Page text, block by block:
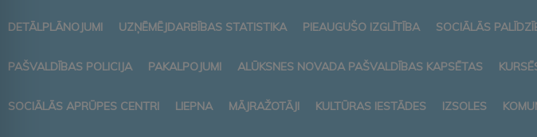
DETĀLPLĀNOJUMI UZŅĒMĒJDARBĪBAS STATISTIKA PIEAUGUŠO IZGLĪTĪBA SOCIĀLĀS
PAŠVALDĪBAS POLICIJA PAKALPOJUMI ALŪKSNES NOVADA PAŠVALDĪBAS KAPSĒTAS
SOCIĀLĀS APRŪPES CENTRI LIEPNA MĀJRAŽOTĀJI KULTŪRAS IESTĀDES IZSOLES